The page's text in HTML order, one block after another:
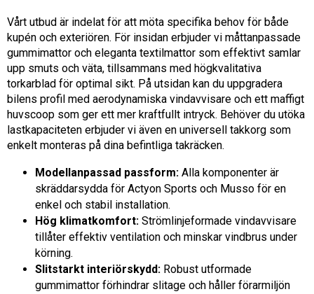
Vårt utbud är indelat för att möta specifika behov för både
kupén och exteriören. För insidan erbjuder vi måttanpassade
gummimattor och eleganta textilmattor som effektivt samlar
upp smuts och väta, tillsammans med högkvalitativa
torkarblad för optimal sikt. På utsidan kan du uppgradera
bilens profil med aerodynamiska vindavvisare och ett maffigt
huvscoop som ger ett mer kraftfullt intryck. Behöver du utöka
lastkapaciteten erbjuder vi även en universell takkorg som
enkelt monteras på dina befintliga takräcken.
Modellanpassad passform: Alla komponenter är
skräddarsydda för Actyon Sports och Musso för en
enkel och stabil installation.
Hög klimatkomfort: Strömlinjeformade vindavvisare
tillåter effektiv ventilation och minskar vindbrus under
körning.
Slitstarkt interiörskydd: Robust utformade
gummimattor förhindrar slitage och håller förarmiljön